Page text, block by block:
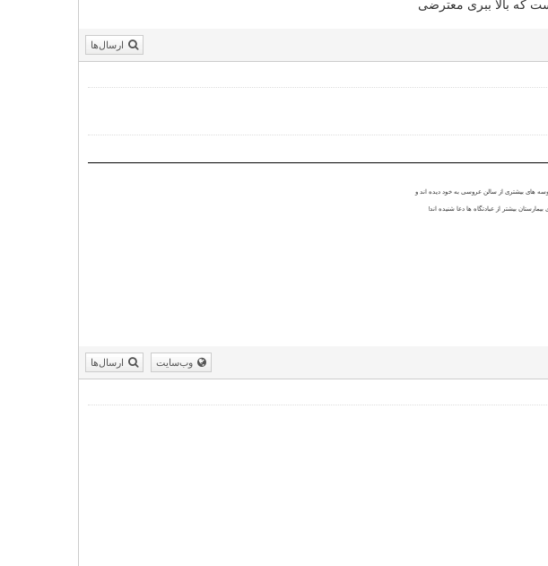
که بالا ببری معترضی
ارسال‌ها
های بیشتری از سالن عروسی به خود دیده اند و
بیمارستان بیشتر از عبادتگاه ها دعا شنیده اند!
وب‌سایت ارسال‌ها